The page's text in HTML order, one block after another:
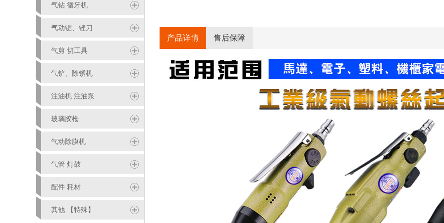
气钻 循牙机
气动锯、锉刀
气剪 切工具
气铲、除锈机
注油机 注油泵
玻璃胶枪
气动除膜机
气管 灯鼓
配件 耗材
其他 【特殊】
产品详情 售后保障